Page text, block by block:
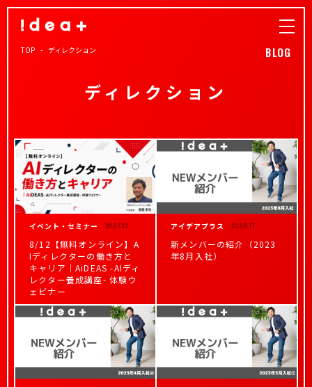
BLOG
TOP ディレクション
ディレクション
イベント・セミナー 26.07.31
8/12【無料オンライン】A
Iディレクターの働き方と
キャリア｜AiDEAS -AIディ
レクター養成講座- 体験ウ
ェビナー
アイデアプラス 23.08.17
新メンバーの紹介（2023
年8月入社）